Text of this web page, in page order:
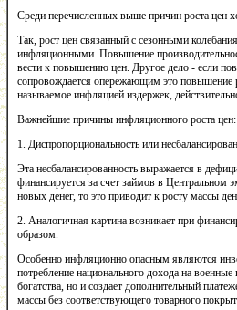
Среди перечисленных выше причин роста цен
Так, рост цен связанный с сезонными
инфляционными. Повышение
вести к повышению цен. Другое дело - если
сопровождается опережающим это повышение
называемое инфляцией издержек,
Важнейшие причины инфляционного роста цен:
1. Диспропорциональность или
Эта несбалансированность выражается в
финансируется за счет займов в Центральном
новых денег, то это приводит к росту массы
2. Аналогичная картина возникает при
образом.
Особенно инфляционно опасным являются
потребление национального дохода на военные
богатства, но и создает дополнительный
массы без соответствующего товарного